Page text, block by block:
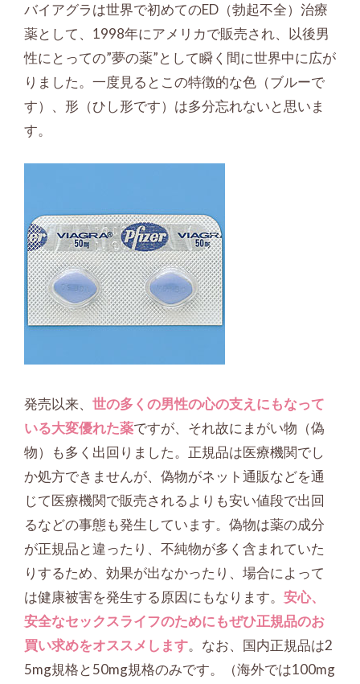
バイアグラは世界で初めてのED（勃起不全）治療
薬として、1998年にアメリカで販売され、以後男
性にとっての”夢の薬”として瞬く間に世界中に広が
りました。一度見るとこの特徴的な色（ブルーで
す）、形（ひし形です）は多分忘れないと思いま
す。
発売以来、 世の多くの男性の心の支えにもなって
いる大変優れた薬ですが、それ故にまがい物（偽
物）も多く出回りました。正規品は医療機関でし
か処方できませんが、偽物がネット通販などを通
じて医療機関で販売されるよりも安い値段で出回
るなどの事態も発生しています。偽物は薬の成分
が正規品と違ったり、不純物が多く含まれていた
りするため、効果が出なかったり、場合によって
は健康被害を発生する原因にもなります。 安心、
安全なセックスライフのためにもぜひ正規品のお
買い求めをオススメします。なお、国内正規品は2
5mg規格と50mg規格のみです。（海外では100mg